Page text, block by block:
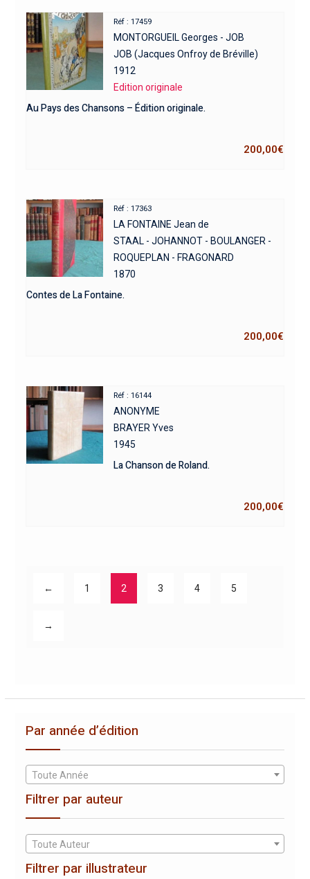
Réf : 17459
MONTORGUEIL Georges - JOB
JOB (Jacques Onfroy de Bréville)
1912
Edition originale
Au Pays des Chansons – Édition originale.
200,00€
Réf : 17363
LA FONTAINE Jean de
STAAL - JOHANNOT - BOULANGER -
ROQUEPLAN - FRAGONARD
1870
Contes de La Fontaine.
200,00€
Réf : 16144
ANONYME
BRAYER Yves
1945
La Chanson de Roland.
200,00€
← 1 2 3 4 5
→
Par année d’édition
Toute Année
Filtrer par auteur
Toute Auteur
Filtrer par illustrateur